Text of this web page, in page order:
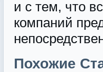
и с тем, что
компаний
Похожие